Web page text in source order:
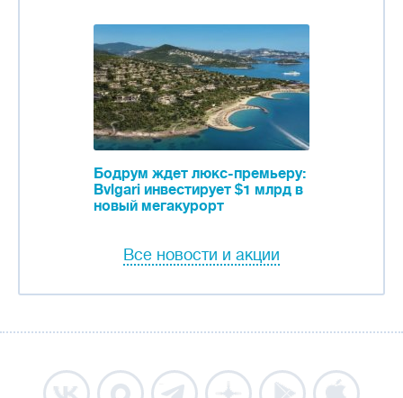
Бодрум ждет люкс-премьеру:
Bvlgari инвестирует $1 млрд в
новый мегакурорт
Все новости и акции